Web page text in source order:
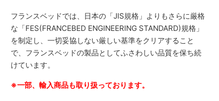
フランスベッドでは、日本の「JIS規格」よりもさらに厳格
な「FES(FRANCEBED ENGINEERING STANDARD)規格」
を制定し、一切妥協しない厳しい基準をクリアすること
で、フランスベッドの製品としてふさわしい品質を保ち続
けています。
※一部、輸入商品も取り扱っております。